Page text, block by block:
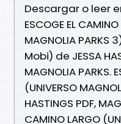
Descargar o leer
ESCOGE EL
MAGNOLIA
Mobi) de JESSA
MAGNOLIA PARKS.
(UNIVERSO
HASTINGS PDF,
CAMINO LARGO